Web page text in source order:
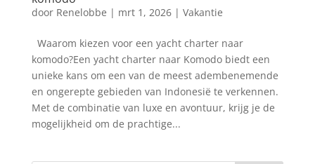
door Renelobbe | mrt 1, 2026| Vakantie
Waarom kiezen voor een yacht charter naar
komodo?Een yacht charter naar Komodo biedt een
unieke kans om een van de meest adembenemende
en ongerepte gebieden van Indonesië te verkennen.
Met de combinatie van luxe en avontuur, krijg je de
mogelijkheid om de prachtige...